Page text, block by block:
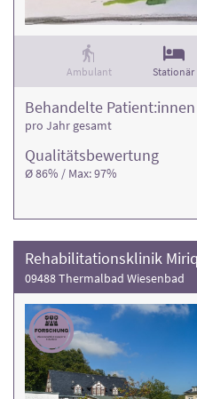
Ambulant Stationär
Qualitäts­bewertung
Ø 86% / Max: 97%
Behandelte Patient:innen
pro Jahr gesamt
Rehabilitationsklinik
09488 Thermalbad Wiesenbad